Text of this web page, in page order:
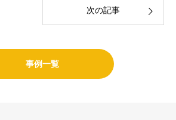
次の記事
事例一覧